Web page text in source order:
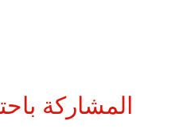
المشاركة